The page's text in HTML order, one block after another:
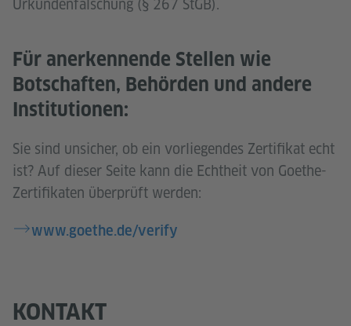
Urkundenfälschung (§ 267 StGB).
Für anerkennende Stellen wie
Botschaften, Behörden und andere
Institutionen:
Sie sind unsicher, ob ein vorliegendes Zertifikat echt
ist? Auf dieser Seite kann die Echtheit von Goethe-
Zertifikaten überprüft werden:
www.goethe.de/verify
KONTAKT